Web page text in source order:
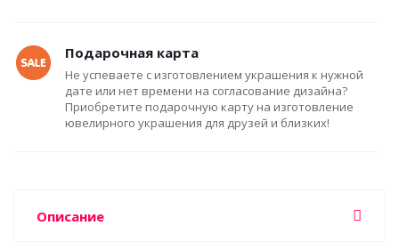
Подарочная карта
Не успеваете с изготовлением украшения к нужной
дате или нет времени на согласование дизайна?
Приобретите подарочную карту на изготовление
ювелирного украшения для друзей и близких!
Описание